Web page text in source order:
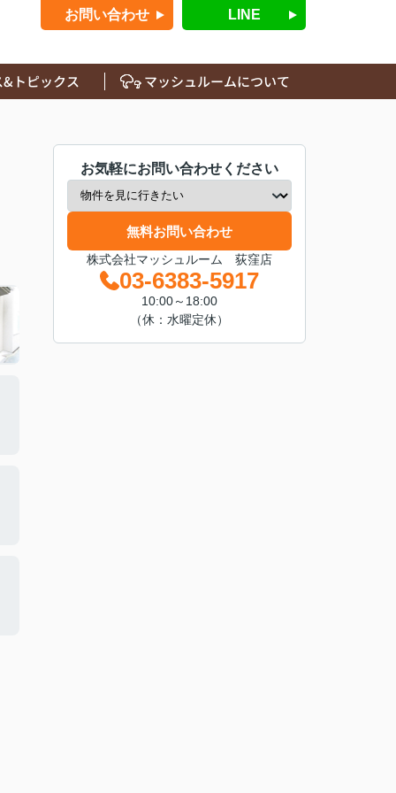
お問い合わせ LINE
トピックス マッシュルームについて
お気軽にお問い合わせください
無料お問い合わせ
株式会社マッシュルーム 荻窪店
03-6383-5917
10:00～18:00
（休：水曜定休）